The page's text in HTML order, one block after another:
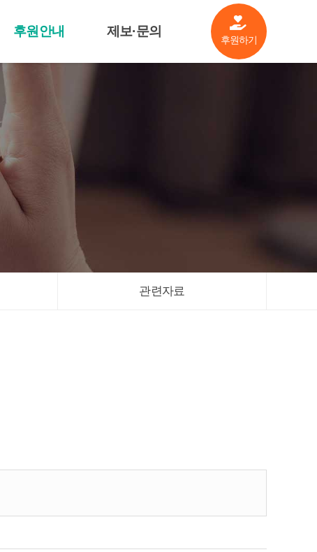
후원안내 제보·문의
후원하기
관련자료